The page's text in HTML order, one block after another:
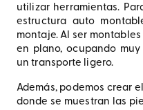
utilizar herramientas.
estructura auto
montaje. Al ser
en plano, ocupando
un transporte ligero.
Además, podemos crear
donde se muestran las